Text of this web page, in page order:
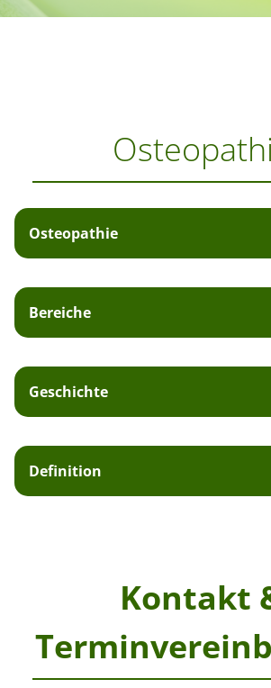
Osteopathie
Bereiche
Geschichte
Definition
Kontakt